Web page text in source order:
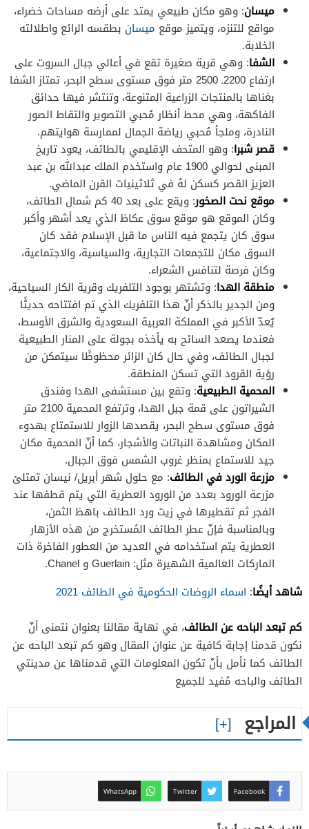
ميسان: وهو مكان طبيعي يمتد على أرضه مساحات خضراء،
مواقع للتنزه، ويتميز موقع ميسان بطقسه الرائع واطلالته
الخلابة.
الشفا: وهي قرية صغيرة تقع في أعالي جبال السروت على
ارتفاع 2200ـ 2500 متر فوق مستوى سطح البحر، تمتاز الشفا
بغناها بالمنتجات الزراعية المتنوعة، وتنتشر فيها حدائق
الفاكهة، وهي محط أنظار مُحبي التصوير والتقاط الصور
النادرة، وملجأ مُحبي رياضة الجمال لممارسة هوايتهم.
قصر شبرا: وهو المتحف الإقليمي بالطائف، يعود تاريخ
المبنى لحوالي 1900 عام واستخدم الملك عبدالله بن عبد
العزيز القصر كسكن لهُ في ثلاثينيات القرن الماضي.
موقع نحت الصخور
: ويقع على بعد 40 كم شمال الطائف،
وكان الموقع هو موقع سوق عكاظ الذي يعد أشهر وأكبر
سوق كان يتجمع فيه الناس ما قبل الإسلام فقد كان
السوق مكان للتجمعات التجارية، والسياسية، والاجتماعية،
وكان فرصة لتنافس الشعراء.
منطقة الهدا: وتشتهر بوجود التلفريك وقرية الكار السياحية،
ومن الجدير بالذكر أنّ هذا التلفريك الذي تم افتتاحه حديثًا
يُعدّ الأكبر في المملكة العربية السعودية والشرق الأوسط،
فعندما يصعد السائح به يأخذه بجولة على المنار الطبيعية
لجبال الطائف، وفي حال كان الزائر محظوظًا سيتمكن من
رؤية القرود التي تسكن المنطقة.
المحمية الطبيعية: وتقع بين مستشفى الهدا وفندق
الشيراتون على قمة جبل الهدا، وترتفع المحمية 2100 متر
فوق مستوى سطح البحر، يقصدها الزوار للاستمتاع بهدوء
المكان ومشاهدة النباتات والأشجار، كما أنّ المحمية مكان
جيد للاستماع بمنظر غروب الشمس فوق الجبال.
مزرعة الورد في الطائف: مع حلول شهر أبريل/ نيسان تمتلئ
مزرعة الورود بعدد من الورود العطرية التي يتم قطفها عند
الفجر ثم تقطيرها في زيت ورد الطائف باهظ الثمن،
وبالمناسبة فإنّ عطر الطائف المُستخرج من هذه الأزهار
العطرية يتم استخدامه في العديد من العطور الفاخرة ذات
الماركات العالمية الشهيرة مثل: Guerlain و Chanel.
شاهد أيضًا: اسماء الروضات الحكومية في الطائف 2021
كم تبعد الباحه عن الطائف، في نهاية مقالنا بعنوان نتمنى أنّ
نكون قدمنا إجابة كافية عن عنوان المقال وهو كم تبعد الباحه عن
الطائف كما نأمل بأنّ تكون المعلومات التي قدمناها عن مدينتي
الطائف والباحه مُفيد للجميع
المراجع
Facebook
Twitter
WhatsApp